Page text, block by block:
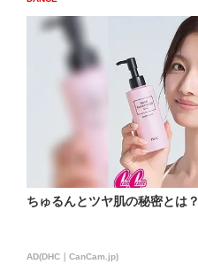
ちゅるんとツヤ肌の秘密とは？
AD(DHC｜CanCam.jp)